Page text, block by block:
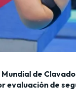
de
evaluación de